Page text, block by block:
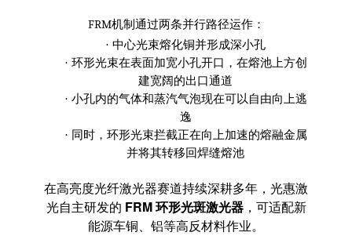
FRM机制通过两条并行路径运作：
· 中心光束熔化铜并形成深小孔
· 环形光束在表面加宽小孔开口，在熔池上方创
建宽阔的出口通道
· 小孔内的气体和蒸汽气泡现在可以自由向上逃
逸
· 同时，环形光束拦截正在向上加速的熔融金属
并将其转移回焊缝熔池
在高亮度光纤激光器赛道持续深耕多年，光惠激
光自主研发的 FRM 环形光斑激光器，可适配新
能源车铜、铝等高反材料作业。